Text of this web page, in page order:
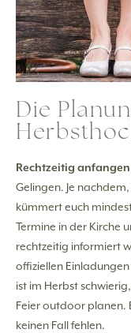
Die
Rechtzeitig anfangen
Gelingen. Je
kümmert euch
Termine in der Kirche
rechtzeitig informiert
offiziellen Einladungen
ist im Herbst
Feier outdoor planen.
keinen Fall fehlen.